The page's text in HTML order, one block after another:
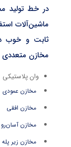
در خط تولید
ماشین‌آلات
ثابت و خوب
مخازن متعددی
وان پلاستیکی
مخازن عمودی
مخازن افقی
مخازن آسان‌رو
مخازن زیر پله